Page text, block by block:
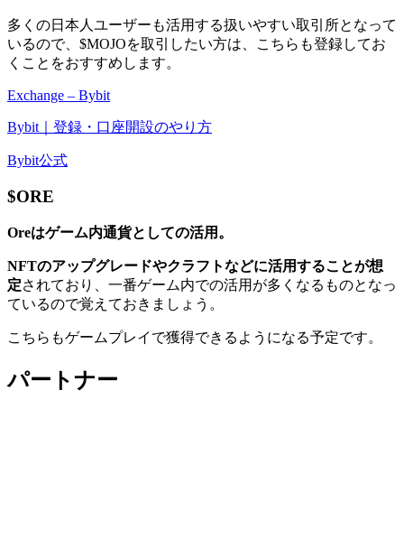
多くの日本人ユーザーも活用する扱いやすい取引所となって
いるので、$MOJOを取引したい方は、こちらも登録してお
くことをおすすめします。
Exchange – Bybit
Bybit｜登録・口座開設のやり方
Bybit公式
$ORE
Oreはゲーム内通貨としての活用。
NFTのアップグレードやクラフトなどに活用することが想
定されており、一番ゲーム内での活用が多くなるものとなっ
ているので覚えておきましょう。
こちらもゲームプレイで獲得できるようになる予定です。
パートナー